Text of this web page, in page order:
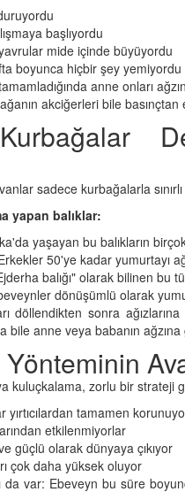
başlıyordu
mide içinde büyüyordu
boyunca hiçbir şey yemiyordu
anne onları
akciğerleri bile
sadece kurbağalarla
yapan balıklar:
yaşayan bu balıkların
50'ye kadar yumurtayı
balığı" olarak bilinen bu
dönüşümlü olarak
döllendikten sonra
bile anne veya babanın
kuluçkalama, zorlu bir strateji
tamamen
etkilenmiyorlar
güçlü olarak dünyaya çıkıyor
çok daha yüksek oluyor
da var: Ebeveyn bu süre
Masum Kuryeler:
Kaçakçılığında
Hayvanlar
09.01.2026